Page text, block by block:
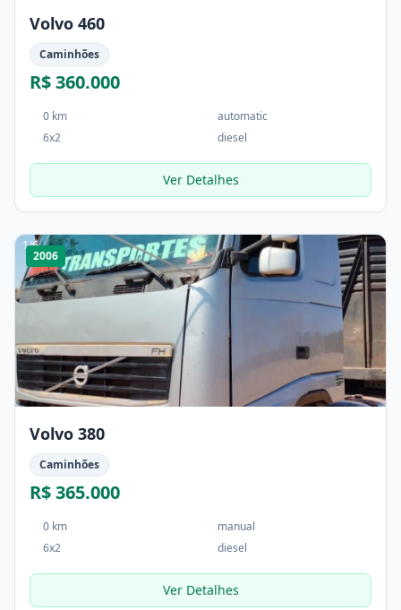
Volvo 460
Caminhões
R$ 360.000
0 km
automatic
6x2
diesel
Ver Detalhes
1/6
2006
Volvo 380
Caminhões
R$ 365.000
0 km
manual
6x2
diesel
Ver Detalhes